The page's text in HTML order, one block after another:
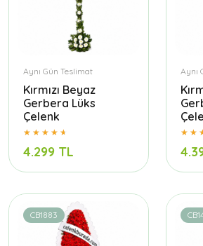
Aynı Gün Teslimat
Kırmızı Beyaz
Gerbera Lüks
Çelenk
4.299 TL
Aynı
CB1883